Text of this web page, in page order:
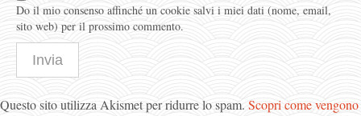
Do il mio consenso affinché un cookie salvi i miei dati (nome, email,
sito web) per il prossimo commento.
Questo sito utilizza Akismet per ridurre lo spam. Scopri come vengono